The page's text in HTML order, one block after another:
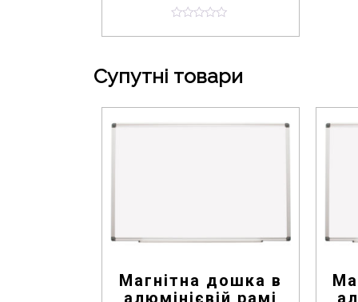
o
Супутні товари
Магнітна дошка в
алюмінієвій рамі